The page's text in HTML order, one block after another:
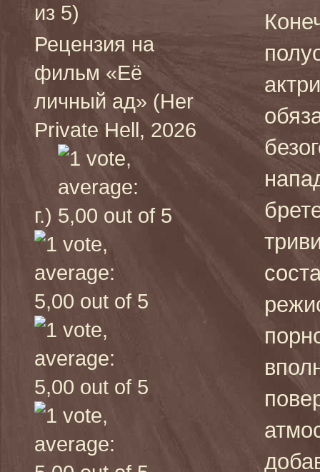
из 5)
Рецензия на
фильм «Её
личный ад» (Her
Private Hell, 2026
г.)